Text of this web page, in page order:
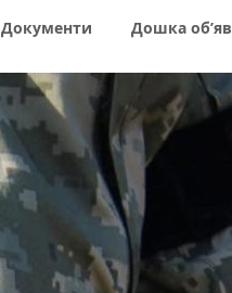
Документи Дошка об’яв